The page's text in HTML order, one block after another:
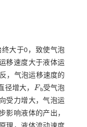
终大于0，致使气泡
移速度大于液体运
，气泡运移速度的
径增大，
F
F b受气泡
受力增大，气泡运
影响液体的产出，